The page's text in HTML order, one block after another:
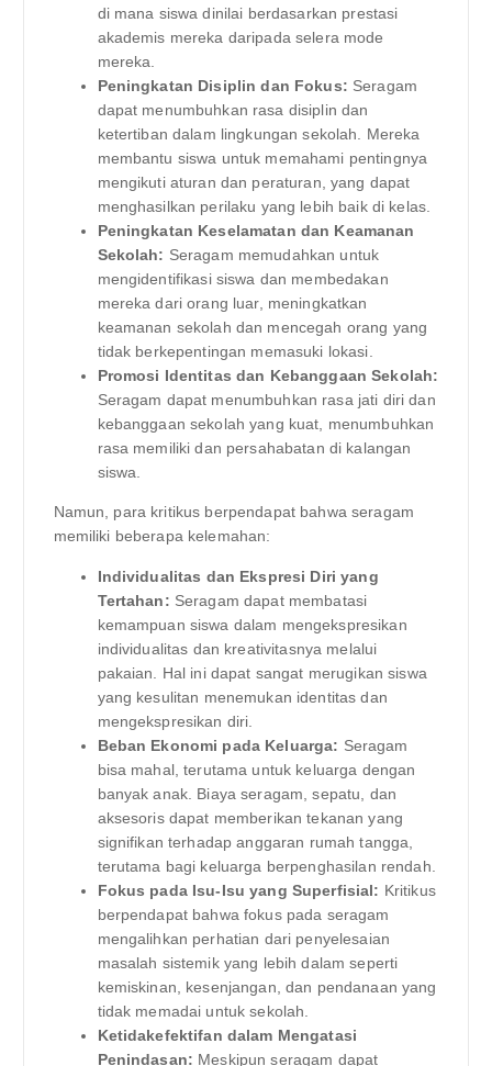
di mana siswa dinilai berdasarkan prestasi
akademis mereka daripada selera mode
mereka.
Peningkatan Disiplin dan Fokus: Seragam
dapat menumbuhkan rasa disiplin dan
ketertiban dalam lingkungan sekolah. Mereka
membantu siswa untuk memahami pentingnya
mengikuti aturan dan peraturan, yang dapat
menghasilkan perilaku yang lebih baik di kelas.
Peningkatan Keselamatan dan Keamanan
Sekolah: Seragam memudahkan untuk
mengidentifikasi siswa dan membedakan
mereka dari orang luar, meningkatkan
keamanan sekolah dan mencegah orang yang
tidak berkepentingan memasuki lokasi.
Promosi Identitas dan Kebanggaan Sekolah:
Seragam dapat menumbuhkan rasa jati diri dan
kebanggaan sekolah yang kuat, menumbuhkan
rasa memiliki dan persahabatan di kalangan
siswa.
Namun, para kritikus berpendapat bahwa seragam
memiliki beberapa kelemahan:
Individualitas dan Ekspresi Diri yang
Tertahan: Seragam dapat membatasi
kemampuan siswa dalam mengekspresikan
individualitas dan kreativitasnya melalui
pakaian. Hal ini dapat sangat merugikan siswa
yang kesulitan menemukan identitas dan
mengekspresikan diri.
Beban Ekonomi pada Keluarga: Seragam
bisa mahal, terutama untuk keluarga dengan
banyak anak. Biaya seragam, sepatu, dan
aksesoris dapat memberikan tekanan yang
signifikan terhadap anggaran rumah tangga,
terutama bagi keluarga berpenghasilan rendah.
Fokus pada Isu-Isu yang Superfisial: Kritikus
berpendapat bahwa fokus pada seragam
mengalihkan perhatian dari penyelesaian
masalah sistemik yang lebih dalam seperti
kemiskinan, kesenjangan, dan pendanaan yang
tidak memadai untuk sekolah.
Ketidakefektifan dalam Mengatasi
Penindasan: Meskipun seragam dapat